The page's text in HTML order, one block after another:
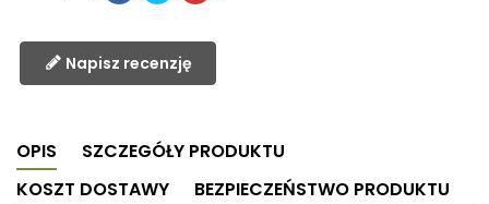
Napisz recenzję
OPIS
SZCZEGÓŁY PRODUKTU
KOSZT DOSTAWY
BEZPIECZEŃSTWO PRODUKTU